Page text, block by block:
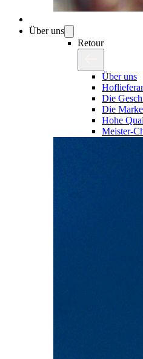
Über uns
Retour
Über uns
Die
Die
Hohe
Meister-